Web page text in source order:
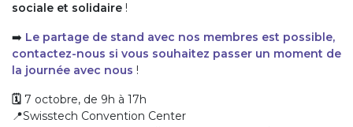
sociale et solidaire !
➡️ Le partage de stand avec nos membres est possible,
contactez-nous si vous souhaitez passer un moment de
la journée avec nous !
🗓️ 7 octobre, de 9h à 17h
📍Swisstech Convention Center